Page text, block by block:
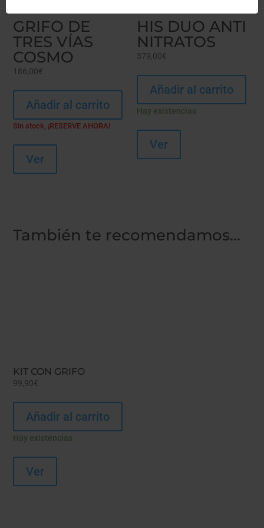
GRIFO DE
TRES VÍAS
COSMO
186,00€
Añadir al carrito
Sin stock, ¡RESERVE AHORA!
Ver
HIS DUO ANTI
NITRATOS
379,00€
Añadir al carrito
Hay existencias
Ver
También te recomendamos…
KIT CON GRIFO
99,90€
Añadir al carrito
Hay existencias
Ver